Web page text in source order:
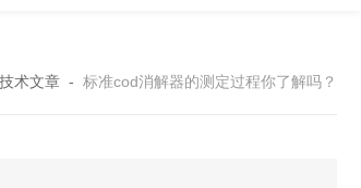
技术文章 - 标准cod消解器的测定过程你了解吗？